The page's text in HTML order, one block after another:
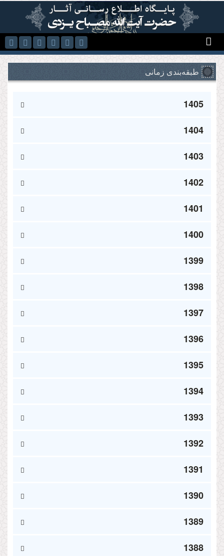
رفتن به محتوای اصلی
طبقه‌بندی زمانی
1405
1404
1403
1402
1401
1400
1399
1398
1397
1396
1395
1394
1393
1392
1391
1390
1389
1388